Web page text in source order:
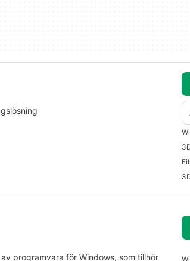
programvara för Windows, som tillhör